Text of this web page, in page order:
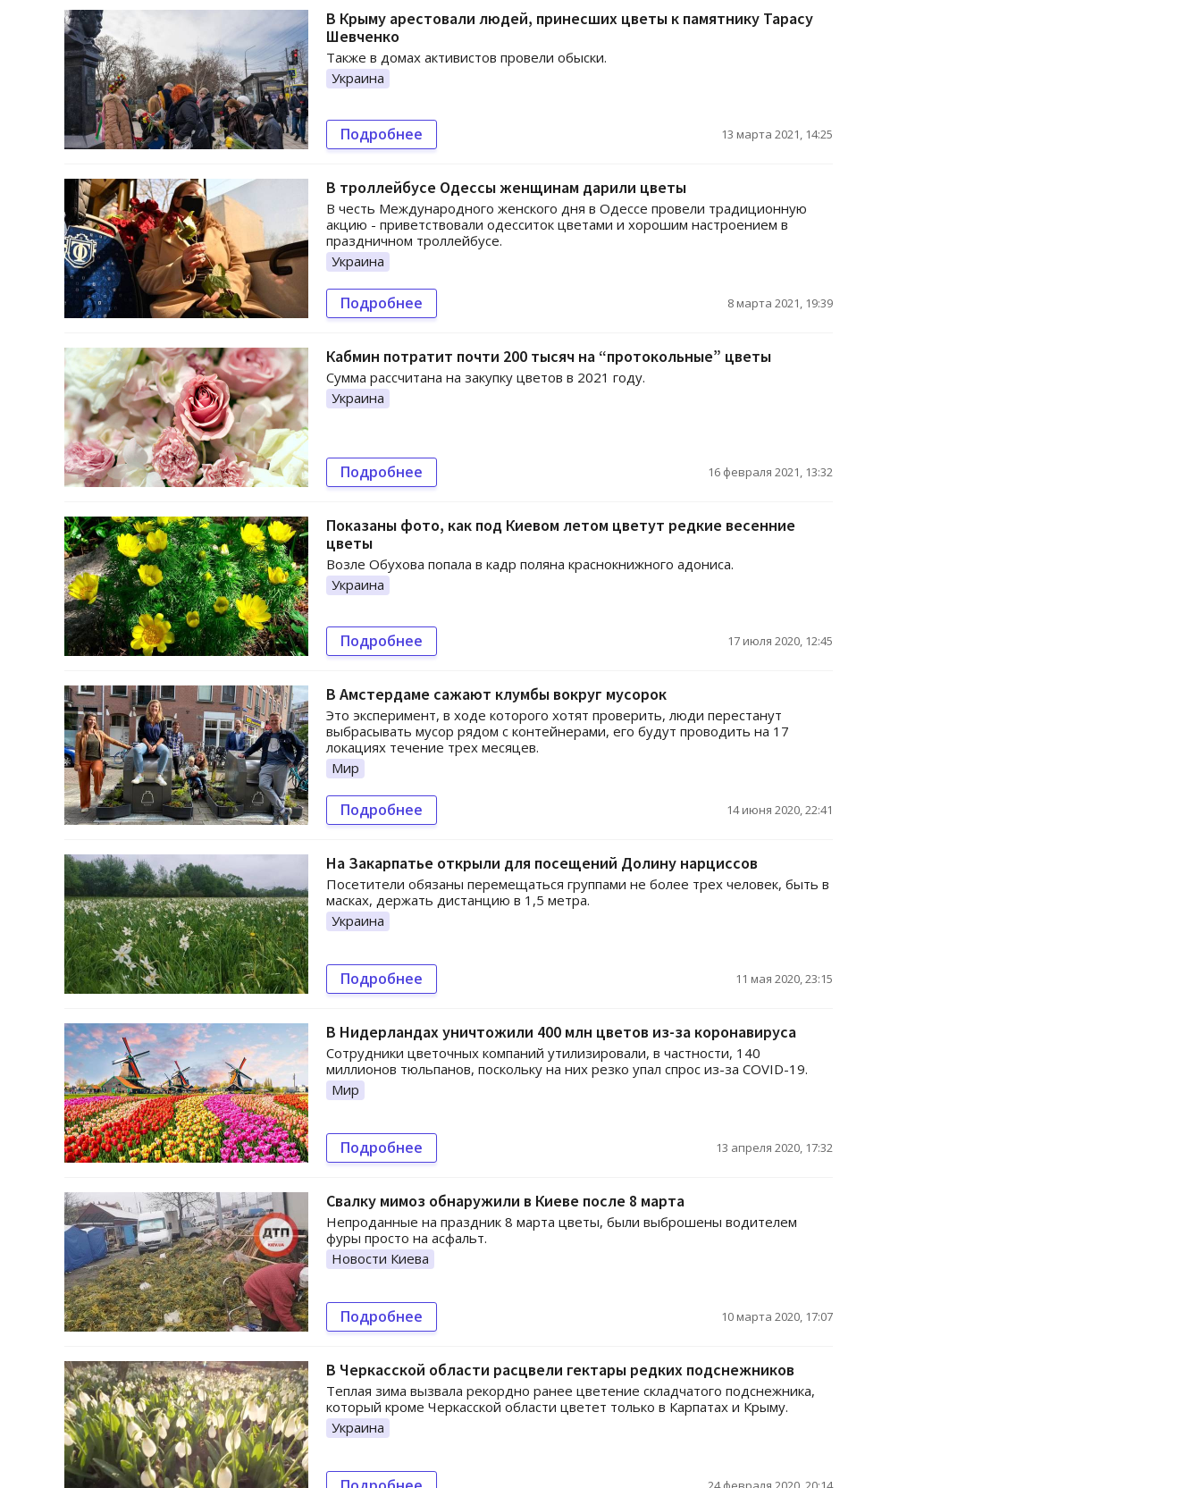
В Крыму арестовали людей, принесших цветы к памятнику Тарасу
Шевченко
Также в домах активистов провели обыски.
Украина
Подробнее 13 марта 2021, 14:25
В троллейбусе Одессы женщинам дарили цветы
В честь Международного женского дня в Одессе провели традиционную
акцию - приветствовали одесситок цветами и хорошим настроением в
праздничном троллейбусе.
Украина
Подробнее 8 марта 2021, 19:39
Кабмин потратит почти 200 тысяч на “протокольные” цветы
Сумма рассчитана на закупку цветов в 2021 году.
Украина
Подробнее 16 февраля 2021, 13:32
Показаны фото, как под Киевом летом цветут редкие весенние
цветы
Возле Обухова попала в кадр поляна краснокнижного адониса.
Украина
Подробнее 17 июля 2020, 12:45
В Амстердаме сажают клумбы вокруг мусорок
Это эксперимент, в ходе которого хотят проверить, люди перестанут
выбрасывать мусор рядом с контейнерами, его будут проводить на 17
локациях течение трех месяцев.
Мир
Подробнее 14 июня 2020, 22:41
На Закарпатье открыли для посещений Долину нарциссов
Посетители обязаны перемещаться группами не более трех человек, быть в
масках, держать дистанцию в 1,5 метра.
Украина
Подробнее 11 мая 2020, 23:15
В Нидерландах уничтожили 400 млн цветов из-за коронавируса
Сотрудники цветочных компаний утилизировали, в частности, 140
миллионов тюльпанов, поскольку на них резко упал спрос из-за COVID-19.
Мир
Подробнее 13 апреля 2020, 17:32
Свалку мимоз обнаружили в Киеве после 8 марта
Непроданные на праздник 8 марта цветы, были выброшены водителем
фуры просто на асфальт.
Новости Киева
Подробнее 10 марта 2020, 17:07
В Черкасской области расцвели гектары редких подснежников
Теплая зима вызвала рекордно ранее цветение складчатого подснежника,
который кроме Черкасской области цветет только в Карпатах и Крыму.
Украина